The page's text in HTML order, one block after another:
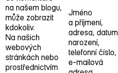
na našem blogu,
může zobrazit
kdokoliv.
Na našich
webových
stránkách nebo
prostřednictvím
Jméno
a příjmení,
adresa, datum
narození,
telefonní číslo,
e‑mailová